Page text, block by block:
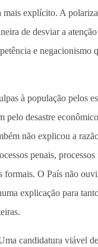
mais explícito. A
de desviar a
e negacionismo
à população pelos
pelo desastre
não explicou a
penais,
formais. O País não
explicação para
candidatura viável